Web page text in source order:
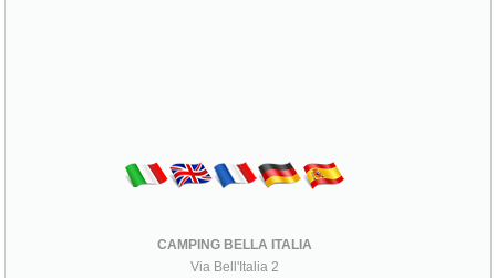
CAMPING BELLA ITALIA
Via Bell'Italia 2